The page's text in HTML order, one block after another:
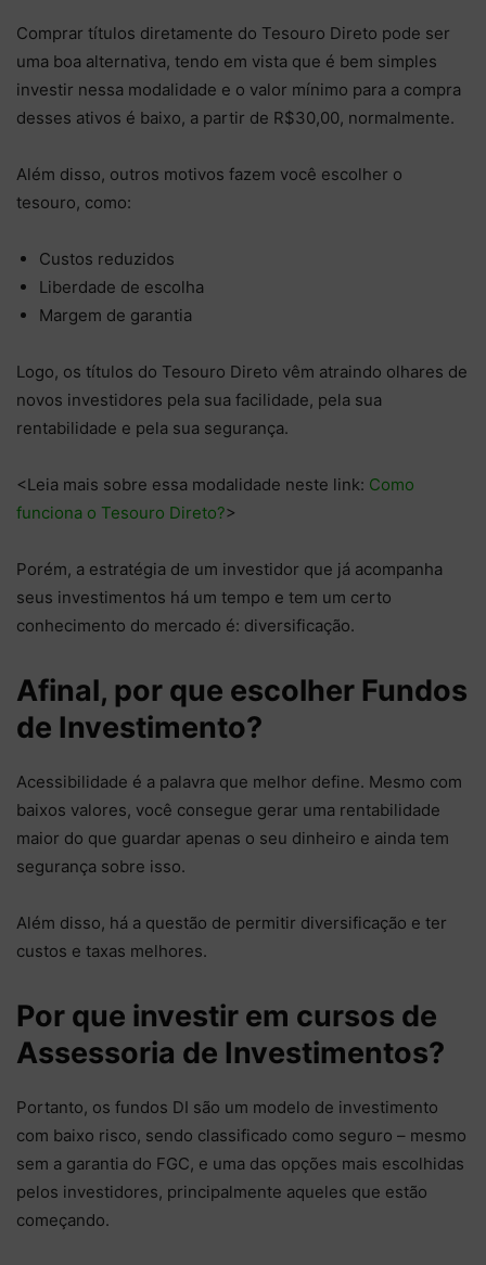
Comprar títulos diretamente do Tesouro Direto pode ser
uma boa alternativa, tendo em vista que é bem simples
investir nessa modalidade e o valor mínimo para a compra
desses ativos é baixo, a partir de R$30,00, normalmente.
Além disso, outros motivos fazem você escolher o
tesouro, como:
Custos reduzidos
Liberdade de escolha
Margem de garantia
Logo, os títulos do Tesouro Direto vêm atraindo olhares de
novos investidores pela sua facilidade, pela sua
rentabilidade e pela sua segurança.
<Leia mais sobre essa modalidade neste link: Como
funciona o Tesouro Direto?>
Porém, a estratégia de um investidor que já acompanha
seus investimentos há um tempo e tem um certo
conhecimento do mercado é: diversificação.
Afinal, por que escolher Fundos
de Investimento?
Acessibilidade é a palavra que melhor define. Mesmo com
baixos valores, você consegue gerar uma rentabilidade
maior do que guardar apenas o seu dinheiro e ainda tem
segurança sobre isso.
Além disso, há a questão de permitir diversificação e ter
custos e taxas melhores.
Por que investir em cursos de
Assessoria de Investimentos?
Portanto, os fundos DI são um modelo de investimento
com baixo risco, sendo classificado como seguro – mesmo
sem a garantia do FGC, e uma das opções mais escolhidas
pelos investidores, principalmente aqueles que estão
começando.